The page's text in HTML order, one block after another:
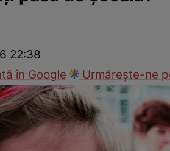
22:38
în Google
Urmărește-ne